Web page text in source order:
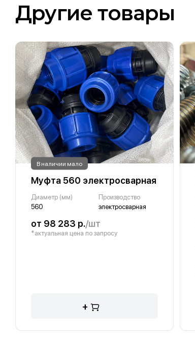
Другие товары
В наличии мало
Муфта 560 электросварная
Диаметр (мм)
560
Производство
электросварная
от 98 283 р./шт
*актуальная цена по запросу
+